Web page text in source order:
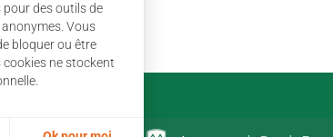
pour des outils de
Vous
bloquer ou être
cookies ne stockent